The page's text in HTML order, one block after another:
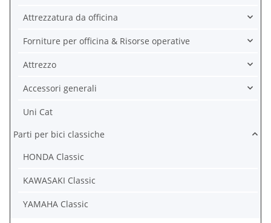
Attrezzatura da officina
Forniture per officina & Risorse operative
Attrezzo
Accessori generali
Uni Cat
Parti per bici classiche
HONDA Classic
KAWASAKI Classic
YAMAHA Classic